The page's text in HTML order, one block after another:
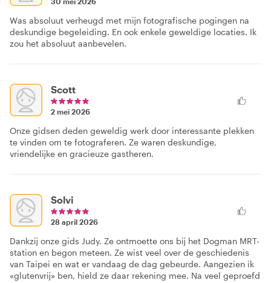
Was absoluut verheugd met mijn fotografische pogingen na
deskundige begeleiding. En ook enkele geweldige locaties. Ik
zou het absoluut aanbevelen.
Scott
2 mei 2026
Onze gidsen deden geweldig werk door interessante plekken
te vinden om te fotograferen. Ze waren deskundige,
vriendelijke en gracieuze gastheren.
Solvi
28 april 2026
Dankzij onze gids Judy. Ze ontmoette ons bij het Dogman MRT-
station en begon meteen. Ze wist veel over de geschiedenis
van Taipei en wat er vandaag de dag gebeurde. Aangezien ik
«glutenvrij» ben, hield ze daar rekening mee. Na veel geproefd